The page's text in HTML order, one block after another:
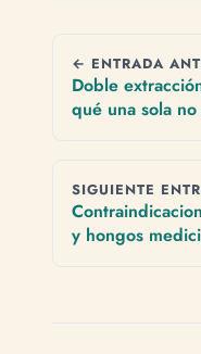
← ENTRADA
Doble
qué una sola no
SIGUIENTE
y hongos